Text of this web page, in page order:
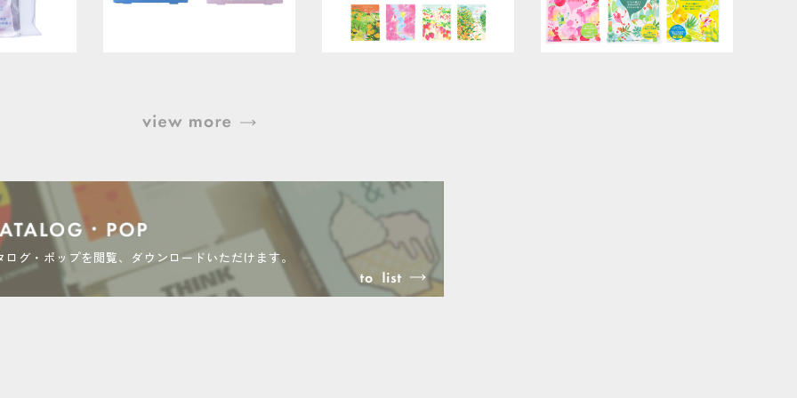
ログ・ポップを閲覧、 ダウンロードいただけます。